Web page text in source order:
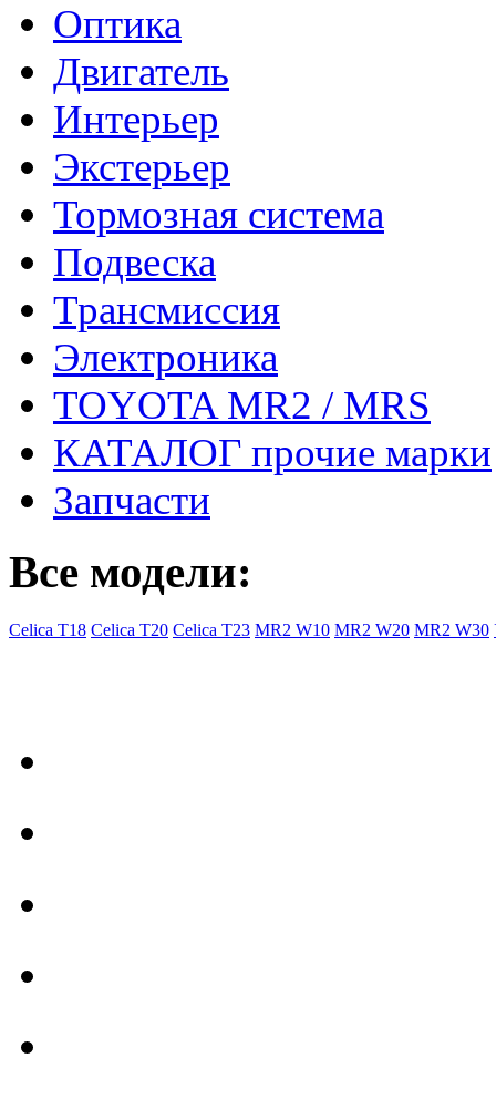
Оптика
Двигатель
Интерьер
Экстерьер
Тормозная система
Подвеска
Трансмиссия
Электроника
TOYOTA MR2 / MRS
КАТАЛОГ прочие марки
Запчасти
Все модели:
Celica T18 Celica T20 Celica T23 MR2 W10 MR2 W20 MR2 W30